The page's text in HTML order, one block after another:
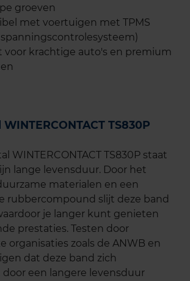
groeven
met voertuigen met TPMS
voor krachtige auto's en premium
TS830P
WINTERCONTACT TS830P staat
lange levensduur. Door het
materialen en een
rubbercompound slijt deze band
je langer kunt genieten
prestaties. Testen door
organisaties zoals de ANWB en
dat deze band zich
een langere levensduur